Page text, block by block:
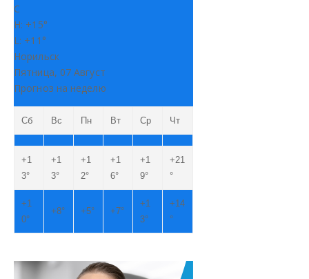
C
H: +15°
L: +11°
Норильск
Пятница, 07 Август
Прогноз на неделю
Сб Вс Пн Вт Ср Чт
+1
3°
+1
3°
+1
2°
+1
6°
+1
9°
+21
°
+1
0°
+8° +5° +7°
+1
3°
+14
°